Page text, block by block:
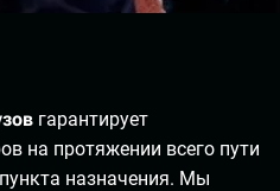
гарантирует
на протяжении всего пути
назначения. Мы